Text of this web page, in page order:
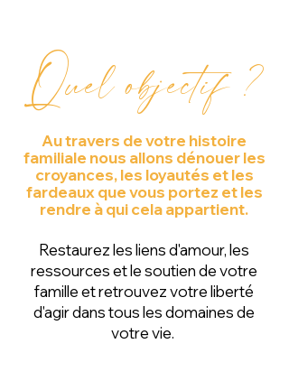
Quel objectif ?
Au travers de votre histoire
familiale nous allons dénouer les
croyances, les loyautés et les
fardeaux que vous portez et les
rendre à qui cela appartient.
Restaurez les liens d'amour, les
ressources et le soutien de votre
famille et retrouvez votre liberté
d'agir dans tous les domaines de
votre vie.